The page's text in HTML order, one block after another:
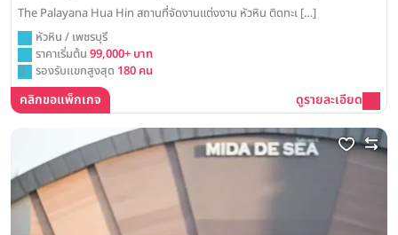
The Palayana Hua Hin สถานที่จัดงานแต่งงาน หัวหิน ติดทะเ […]
หัวหิน / เพชรบุรี
ราคาเริ่มต้น 99,000+ บาท
รองรับแขกสูงสุด 180 คน
คลิกขอแพ็กเกจ ดูรายละเอียด